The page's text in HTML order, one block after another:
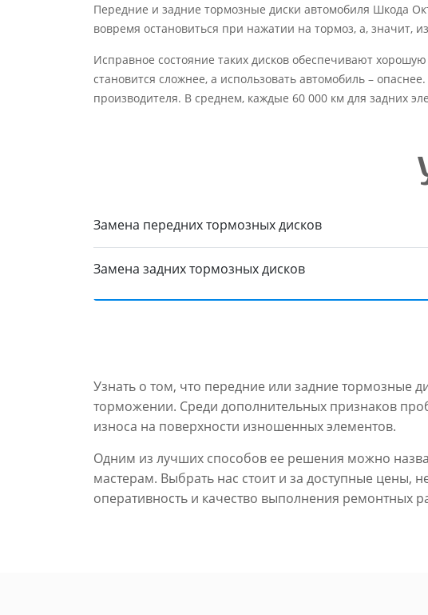
Передние и задние тормозные диски автомобиля Шкода
вовремя остановиться при нажатии на тормоз, а, значит,
Исправное состояние таких дисков обеспечивают
становится сложнее, а использовать автомобиль –
производителя. В среднем, каждые 60 000 км для задних
Замена передних тормозных дисков
Замена задних тормозных дисков
Узнать о том, что передние или задние тормозные
торможении. Среди дополнительных признаков
износа на поверхности изношенных элементов.
Одним из лучших способов ее решения можно
мастерам. Выбрать нас стоит и за доступные
оперативность и качество выполнения ремонтных